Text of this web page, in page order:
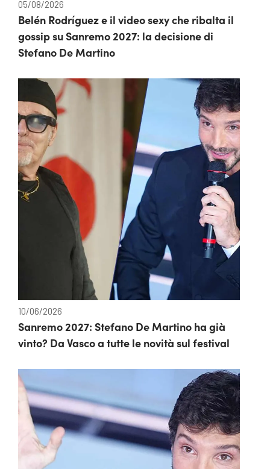
05/08/2026
Belén Rodríguez e il video sexy che ribalta il
gossip su Sanremo 2027: la decisione di
Stefano De Martino
10/06/2026
Sanremo 2027: Stefano De Martino ha già
vinto? Da Vasco a tutte le novità sul festival